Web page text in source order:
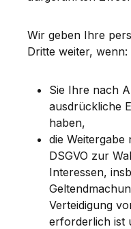
Wir geben Ihre
Dritte weiter, wenn:
Sie Ihre nach
ausdrückliche
haben,
die Weitergabe
DSGVO zur
Interessen,
Verteidigung
erforderlich ist